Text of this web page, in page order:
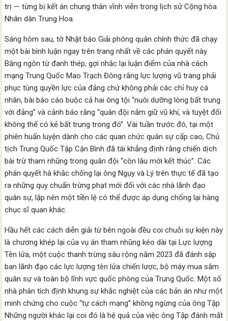
trị — từng bị kết án chung thân vĩnh viễn trong lịch sử Cộng hòa
Nhân dân Trung Hoa.
Sáng hôm sau, tờ Nhật báo Giải phóng quân chính thức đã chạy
một bài bình luận ngay trên trang nhất về các phán quyết này.
Bằng ngôn từ đanh thép, gợi nhắc lại luận điểm của nhà cách
mạng Trung Quốc Mao Trạch Đông rằng lực lượng vũ trang phải
phục tùng quyền lực của đảng chứ không phải các chỉ huy cá
nhân, bài báo cáo buộc cả hai ông tội “nuôi dưỡng lòng bất trung
với đảng” và cảnh báo rằng “quân đội nắm giữ vũ khí, và tuyệt đối
không thể có kẻ bất trung trong đó”. Vài tuần trước đó, tại một
phiên huấn luyện dành cho các quan chức quân sự cấp cao, Chủ
tịch Trung Quốc Tập Cận Bình đã tái khẳng định rằng chiến dịch
bài trừ tham nhũng trong quân đội “còn lâu mới kết thúc”. Các
phán quyết hà khắc chống lại ông Ngụy và Lý trên thực tế đã tạo
ra những quy chuẩn trừng phạt mới đối với các nhà lãnh đạo
quân sự, lập nên một tiền lệ có thể được áp dụng chống lại hàng
chục sĩ quan khác.
Hầu hết các cách diễn giải từ bên ngoài đều coi chuỗi sự kiện này
là chương khép lại của vụ án tham nhũng kéo dài tại Lực lượng
Tên lửa, một cuộc thanh trừng sâu rộng năm 2023 đã đánh sập
ban lãnh đạo các lực lượng tên lửa chiến lược, bộ máy mua sắm
quân sự và toàn bộ lĩnh vực quốc phòng của Trung Quốc. Một số
nhà phân tích định khung sự khắc nghiệt của các bản án như một
minh chứng cho cuộc “tự cách mạng” không ngừng của ông Tập.
Những người khác lại coi đó là hệ quả của việc ông Tập đánh mất